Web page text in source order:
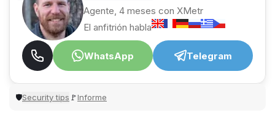
Agente, 4 meses con XMetr
El anfitrión habla
WhatsApp Telegram
🛡Security tips 🚩Informe